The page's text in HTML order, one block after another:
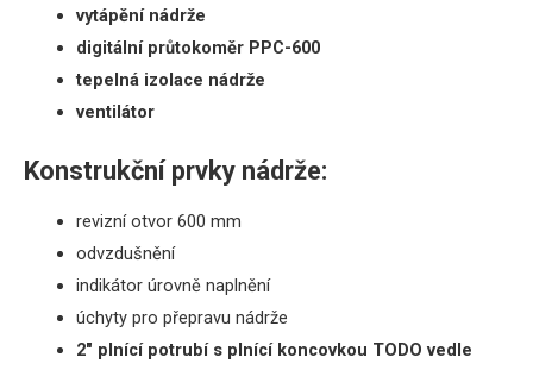
vytápění nádrže
digitální průtokoměr PPC-600
tepelná izolace nádrže
ventilátor
Konstrukční prvky nádrže:
revizní otvor 600 mm
odvzdušnění
indikátor úrovně naplnění
úchyty pro přepravu nádrže
2″ plnící potrubí s plnící koncovkou TODO vedle